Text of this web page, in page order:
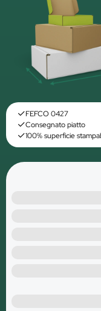
FEFCO 0427
Consegnato piatto
100% superficie